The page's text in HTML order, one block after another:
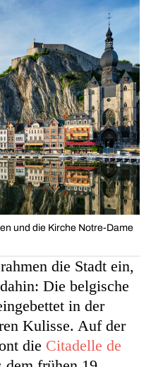
und die Kirche Notre-Dame
die Stadt ein,
dahin: Die belgische
in der
Kulisse. Auf der
die Citadelle de